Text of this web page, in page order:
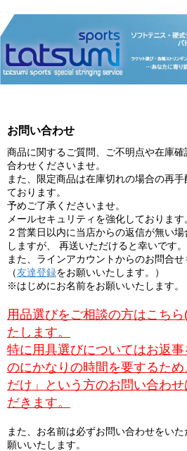
お問い合わせ
商品に関するご質問、ご不明点や在庫
合わせくださいませ。
また、限定商品は在庫切れの場合の再
ております。
予めご了承くださいませ。
メールセキュリティを強化しております
２営業日以内に当店からの返信が無い
しますが、 再送いただけると幸いです。
また、ラインアカウントからのお問合せ
（友達登録をお願いいたします。）
※はじめにお名前をお願いいたします。
用品選びをご相談の方はこち
たします。
特に用具選びについてはお返事
のにかなりの時間を要するため
だけ」という方のお問い合わ
だきます。
また、お名前は必ずお問い合わせをい
願いいたします。